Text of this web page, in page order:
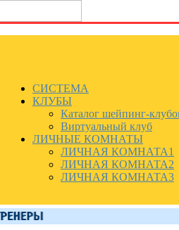
СИСТЕМА
КЛУБЫ
Каталог шейпинг-
Виртуальный клуб
ЛИЧНЫЕ КОМНАТЫ
ЛИЧНАЯ КОМНАТА1
ЛИЧНАЯ КОМНАТА2
ЛИЧНАЯ КОМНАТА3